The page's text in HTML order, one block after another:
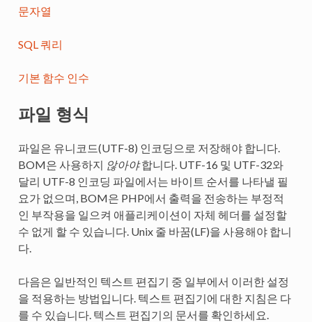
문자열
SQL 쿼리
기본 함수 인수
파일 형식
파일은 유니코드(UTF-8) 인코딩으로 저장해야 합니다.
BOM은 사용하지 않아야합니다. UTF-16 및 UTF-32와
달리 UTF-8 인코딩 파일에서는 바이트 순서를 나타낼 필
요가 없으며, BOM은 PHP에서 출력을 전송하는 부정적
인 부작용을 일으켜 애플리케이션이 자체 헤더를 설정할
수 없게 할 수 있습니다. Unix 줄 바꿈(LF)을 사용해야 합니
다.
다음은 일반적인 텍스트 편집기 중 일부에서 이러한 설정
을 적용하는 방법입니다. 텍스트 편집기에 대한 지침은 다
를 수 있습니다. 텍스트 편집기의 문서를 확인하세요.